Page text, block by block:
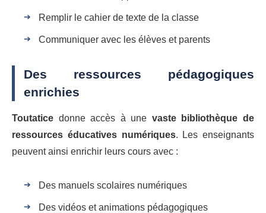
Remplir le cahier de texte de la classe
Communiquer avec les élèves et parents
Des ressources pédagogiques
enrichies
Toutatice donne accès à une vaste bibliothèque de
ressources éducatives numériques. Les enseignants
peuvent ainsi enrichir leurs cours avec :
Des manuels scolaires numériques
Des vidéos et animations pédagogiques